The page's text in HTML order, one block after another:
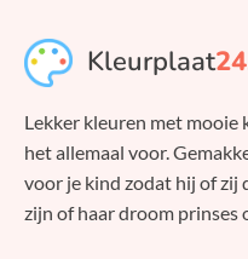
Kleurplaat24
Lekker kleuren met mooie
het allemaal voor.
voor je kind zodat hij of zij
zijn of haar droom prinses